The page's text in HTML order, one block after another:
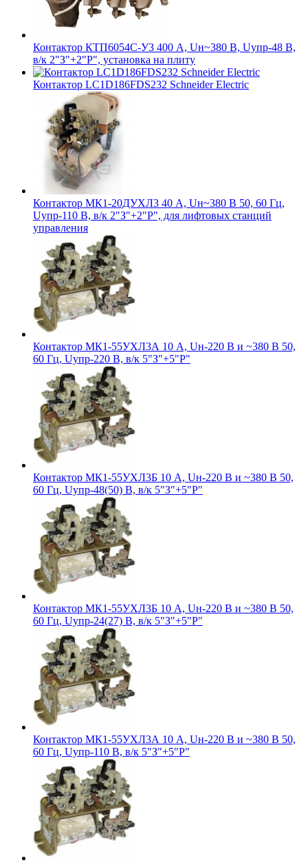
Контактор КТП6054С-У3 400 А, Uн~380 В, Uупр-48 В,
в/к 2"З"+2"Р", установка на плиту
Контактор LC1D186FDS232 Schneider Electric
Контактор МК1-20ДУХЛ3 40 А, Uн~380 В 50, 60 Гц,
Uупр-110 В, в/к 2"З"+2"Р", для лифтовых станций
управления
Контактор МК1-55УХЛ3А 10 А, Uн-220 В и ~380 В 50,
60 Гц, Uупр-220 В, в/к 5"З"+5"Р"
Контактор МК1-55УХЛ3Б 10 А, Uн-220 В и ~380 В 50,
60 Гц, Uупр-48(50) В, в/к 5"З"+5"Р"
Контактор МК1-55УХЛ3Б 10 А, Uн-220 В и ~380 В 50,
60 Гц, Uупр-24(27) В, в/к 5"З"+5"Р"
Контактор МК1-55УХЛ3А 10 А, Uн-220 В и ~380 В 50,
60 Гц, Uупр-110 В, в/к 5"З"+5"Р"